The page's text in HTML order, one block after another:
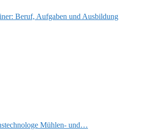
Beruf, Aufgaben und Ausbildung
Mühlen- und…